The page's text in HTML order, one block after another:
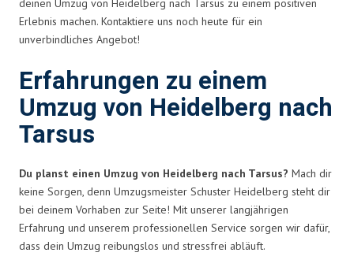
deinen Umzug von Heidelberg nach Tarsus zu einem positiven
Erlebnis machen. Kontaktiere uns noch heute für ein
unverbindliches Angebot!
Erfahrungen zu einem
Umzug von Heidelberg nach
Tarsus
Du planst einen Umzug von Heidelberg nach Tarsus? Mach dir
keine Sorgen, denn Umzugsmeister Schuster Heidelberg steht dir
bei deinem Vorhaben zur Seite! Mit unserer langjährigen
Erfahrung und unserem professionellen Service sorgen wir dafür,
dass dein Umzug reibungslos und stressfrei abläuft.